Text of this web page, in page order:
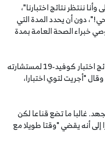
ننتظر نتائج اختبارنا"،
دون أن يحدد المدة التي
خبراء الصحة العامة بمدة
وأكد ترامب عبر "فوكس نيوز" أن نتائج اختبار كوفيد-19 لمستشارته
"أجريت لتوي اختبارا،
غالبا ما تضع قناعا لكن
إلى أنه يقضي "وقتا طويلا مع